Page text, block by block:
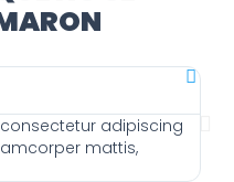
adipiscing
mattis,